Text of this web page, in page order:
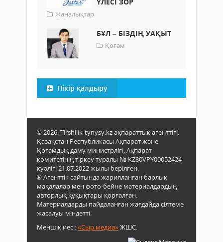
Жаңалықтар
БҰЛ – БІЗДІҢ УАҚЫТ
Қоғам
Пікір қалдыру
© 2026. Tirshilik-tynysy.kz ақпараттық агенттігі.
Қазақстан Республикасы Ақпарат және
Қоғамдық даму министрлігі, Ақпарат
комитетінің тіркеу туралы № KZ80VPY00052424
куәлігі 21.07.2022 жылы берілген.
® Агенттік сайтында жарияланған барлық
мақалалар мен фото-бейне материалдардың
авторлық құқықтары қорғалған.
Материалдарды пайдаланған жағдайда сілтеме
жасалуы міндетті.
Меншік иесі:«Сыр медиа»ЖШС.